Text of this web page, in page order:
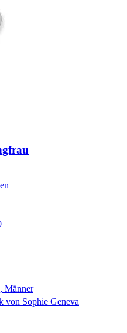
, Männer
von Sophie Geneva